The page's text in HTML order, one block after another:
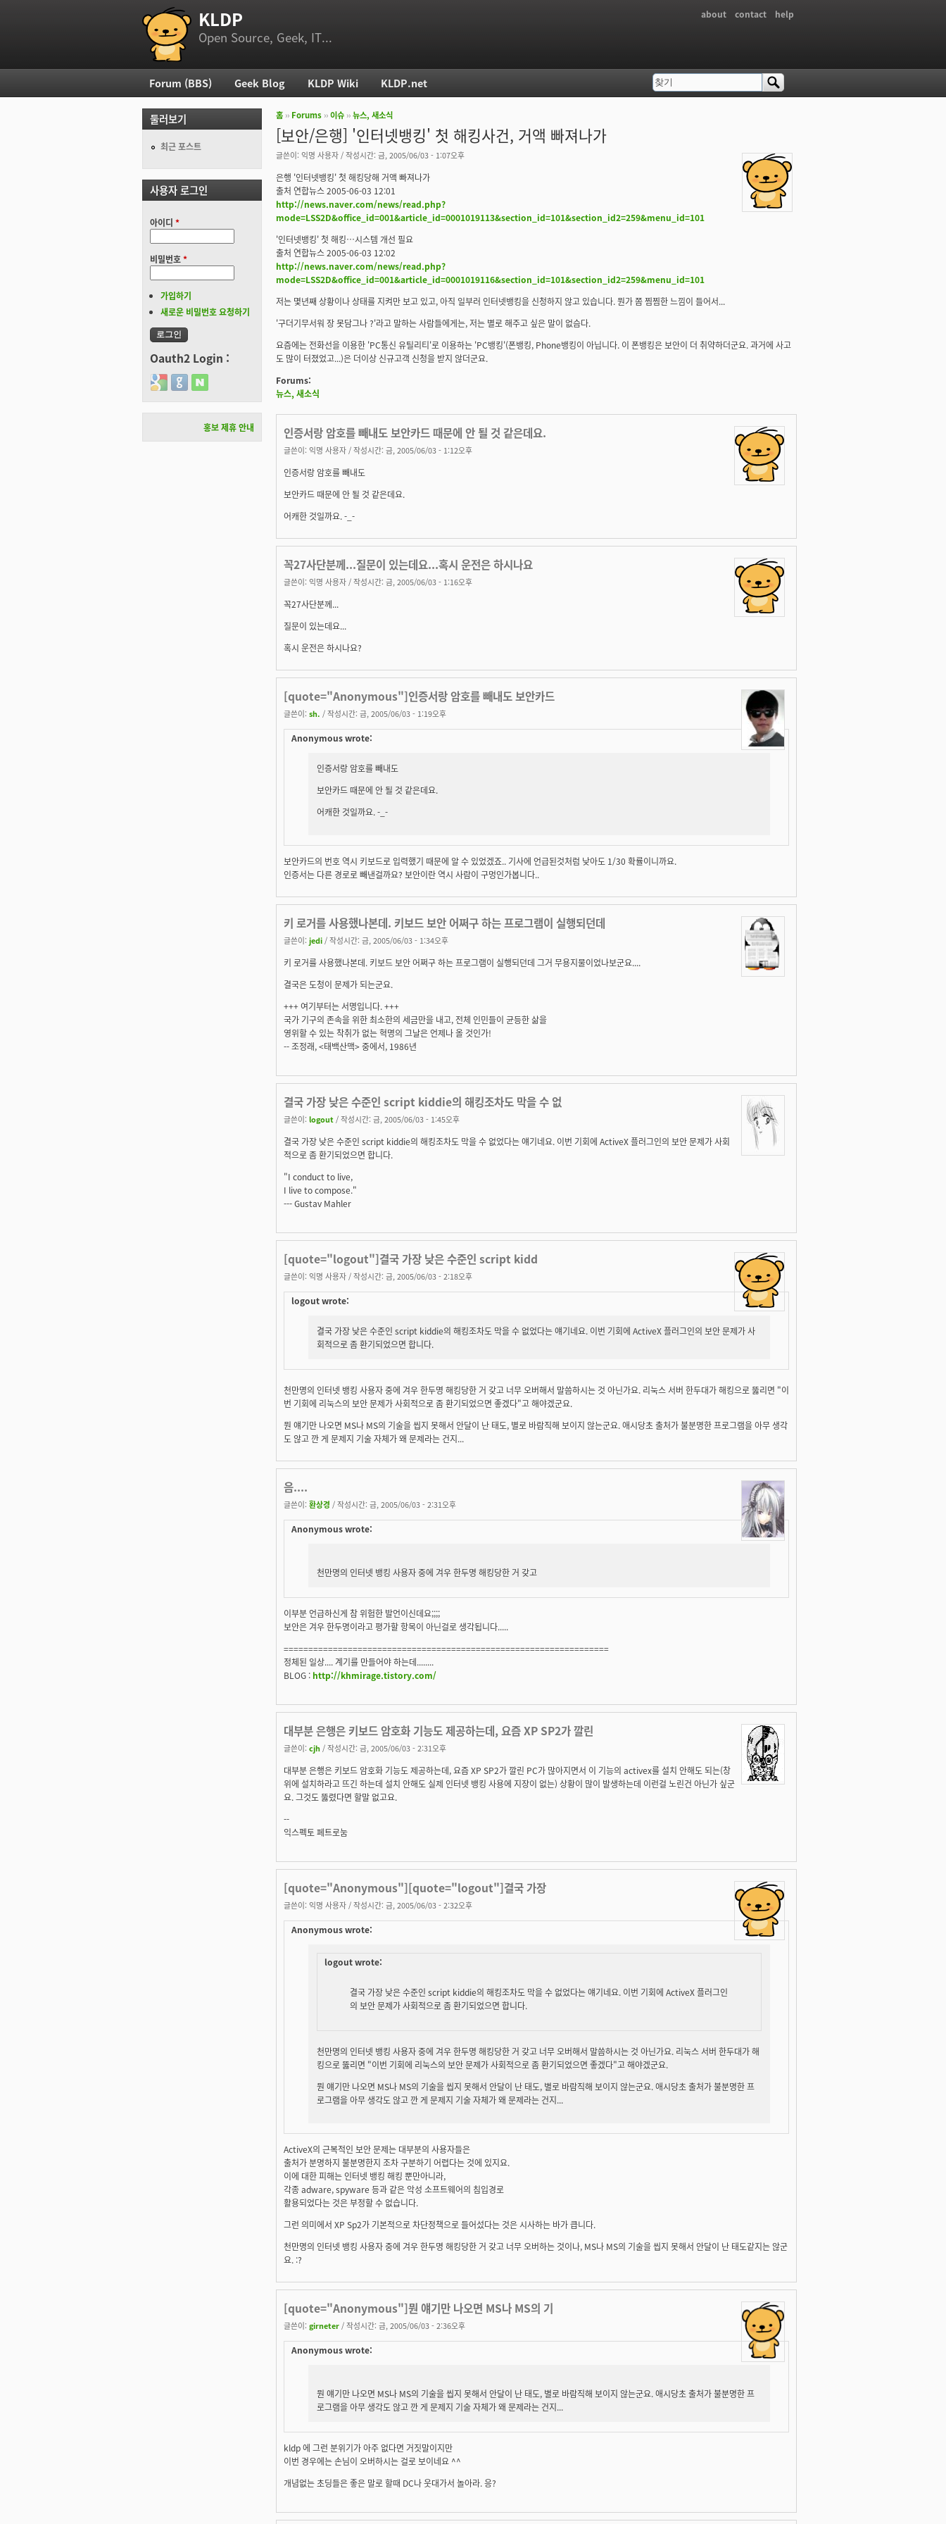
부 메뉴
about contact help
KLDP
Open Source, Geek, IT...
현재 위치
홈 ›› Forums ››이슈 ››뉴스, 새소식
[보안/은행] '인터넷뱅킹' 첫 해킹사건, 거액 빠져나가
글쓴이: 익명 사용자 / 작성시간: 금, 2005/06/03 - 1:07오후
은행 '인터넷뱅킹' 첫 해킹당해 거액 빠져나가
출처 연합뉴스 2005-06-03 12:01
http://news.naver.com/news/read.php?
mode=LSS2D&office_id=001&article_id=0001019113&section_id=101&section_id2=259&menu_id=101
'인터넷뱅킹' 첫 해킹…시스템 개선 필요
출처 연합뉴스 2005-06-03 12:02
http://news.naver.com/news/read.php?
mode=LSS2D&office_id=001&article_id=0001019116&section_id=101&section_id2=259&menu_id=101
저는 몇년째 상황이나 상태를 지켜만 보고 있고, 아직 일부러 인터넷뱅킹을 신청하지 않고 있습니다. 뭔가 쫌 찜찜한 느낌이 들어서...
'구더기무서워 장 못담그나 ?'라고 말하는 사람들에게는, 저는 별로 해주고 싶은 말이 없슴다.
요즘에는 전화선을 이용한 'PC통신 유틸리티'로 이용하는 'PC뱅킹'(폰뱅킹, Phone뱅킹이 아닙니다. 이 폰뱅킹은 보안이 더 취약하더군요. 과거에 사고
도 많이 터졌었고...)은 더이상 신규고객 신청을 받지 않더군요.
Forums:
뉴스, 새소식
인증서랑 암호를 빼내도 보안카드 때문에 안 될 것 같은데요.
글쓴이: 익명 사용자 / 작성시간: 금, 2005/06/03 - 1:12오후
인증서랑 암호를 빼내도
보안카드 때문에 안 될 것 같은데요.
어캐한 것일까요. -_-
꼭27사단분께...질문이 있는데요...혹시 운전은 하시나요
글쓴이: 익명 사용자 / 작성시간: 금, 2005/06/03 - 1:16오후
꼭27사단분께...
질문이 있는데요...
혹시 운전은 하시나요?
[quote="Anonymous"]인증서랑 암호를 빼내도 보안카드
글쓴이: sh. / 작성시간: 금, 2005/06/03 - 1:19오후
Anonymous wrote:
인증서랑 암호를 빼내도
보안카드 때문에 안 될 것 같은데요.
어캐한 것일까요. -_-
보안카드의 번호 역시 키보드로 입력했기 때문에 알 수 있었겠죠.. 기사에 언급된것처럼 낮아도 1/30 확률이니까요.
인증서는 다른 경로로 빼낸걸까요? 보안이란 역시 사람이 구멍인가봅니다..
키 로거를 사용했나본데. 키보드 보안 어쩌구 하는 프로그램이 실행되던데
글쓴이: jedi / 작성시간: 금, 2005/06/03 - 1:34오후
키 로거를 사용했나본데. 키보드 보안 어쩌구 하는 프로그램이 실행되던데 그거 무용지물이었나보군요....
결국은 도청이 문제가 되는군요.
+++ 여기부터는 서명입니다. +++
국가 기구의 존속을 위한 최소한의 세금만을 내고, 전체 인민들이 균등한 삶을
영위할 수 있는 착취가 없는 혁명의 그날은 언제나 올 것인가!
-- 조정래, <태백산맥> 중에서, 1986년
결국 가장 낮은 수준인 script kiddie의 해킹조차도 막을 수 없
글쓴이: logout / 작성시간: 금, 2005/06/03 - 1:45오후
결국 가장 낮은 수준인 script kiddie의 해킹조차도 막을 수 없었다는 얘기네요. 이번 기회에 ActiveX 플러그인의 보안 문제가 사회
적으로 좀 환기되었으면 합니다.
"I conduct to live,
I live to compose."
--- Gustav Mahler
[quote="logout"]결국 가장 낮은 수준인 script kidd
글쓴이: 익명 사용자 / 작성시간: 금, 2005/06/03 - 2:18오후
logout wrote:
결국 가장 낮은 수준인 script kiddie의 해킹조차도 막을 수 없었다는 얘기네요. 이번 기회에 ActiveX 플러그인의 보안 문제가 사
회적으로 좀 환기되었으면 합니다.
천만명의 인터넷 뱅킹 사용자 중에 겨우 한두명 해킹당한 거 갖고 너무 오버해서 말씀하시는 것 아닌가요. 리눅스 서버 한두대가 해킹으로 뚫리면 "이
번 기회에 리눅스의 보안 문제가 사회적으로 좀 환기되었으면 좋겠다"고 해야겠군요.
뭔 얘기만 나오면 MS나 MS의 기술을 씹지 못해서 안달이 난 태도, 별로 바람직해 보이지 않는군요. 애시당초 출처가 불분명한 프로그램을 아무 생각
도 않고 깐 게 문제지 기술 자체가 왜 문제라는 건지...
음....
글쓴이: 환상경 / 작성시간: 금, 2005/06/03 - 2:31오후
Anonymous wrote:
천만명의 인터넷 뱅킹 사용자 중에 겨우 한두명 해킹당한 거 갖고
이부분 언급하신게 참 위험한 발언이신데요;;;;
보안은 겨우 한두명이라고 평가할 항목이 아닌걸로 생각됩니다.....
==================================================================
정체된 일상.... 계기를 만들어야 하는데........
BLOG : http://khmirage.tistory.com/
대부분 은행은 키보드 암호화 기능도 제공하는데, 요즘 XP SP2가 깔린
글쓴이: cjh / 작성시간: 금, 2005/06/03 - 2:31오후
대부분 은행은 키보드 암호화 기능도 제공하는데, 요즘 XP SP2가 깔린 PC가 많아지면서 이 기능의 activex를 설치 안해도 되는(창
위에 설치하라고 뜨긴 하는데 설치 안해도 실제 인터넷 뱅킹 사용에 지장이 없는) 상황이 많이 발생하는데 이런걸 노린건 아닌가 싶군
요. 그것도 뚫렸다면 할말 없고요.
--
익스펙토 페트로눔
[quote="Anonymous"][quote="logout"]결국 가장
글쓴이: 익명 사용자 / 작성시간: 금, 2005/06/03 - 2:32오후
Anonymous wrote:
logout wrote:
결국 가장 낮은 수준인 script kiddie의 해킹조차도 막을 수 없었다는 얘기네요. 이번 기회에 ActiveX 플러그인
의 보안 문제가 사회적으로 좀 환기되었으면 합니다.
천만명의 인터넷 뱅킹 사용자 중에 겨우 한두명 해킹당한 거 갖고 너무 오버해서 말씀하시는 것 아닌가요. 리눅스 서버 한두대가 해
킹으로 뚫리면 "이번 기회에 리눅스의 보안 문제가 사회적으로 좀 환기되었으면 좋겠다"고 해야겠군요.
뭔 얘기만 나오면 MS나 MS의 기술을 씹지 못해서 안달이 난 태도, 별로 바람직해 보이지 않는군요. 애시당초 출처가 불분명한 프
로그램을 아무 생각도 않고 깐 게 문제지 기술 자체가 왜 문제라는 건지...
ActiveX의 근복적인 보안 문제는 대부분의 사용자들은
출처가 분명하지 불분명한지 조차 구분하기 어렵다는 것에 있지요.
이에 대한 피해는 인터넷 뱅킹 해킹 뿐만아니라,
각종 adware, spyware 등과 같은 악성 소프트웨어의 침입경로
활용되었다는 것은 부정할 수 없습니다.
그런 의미에서 XP Sp2가 기본적으로 차단정책으로 들어섰다는 것은 시사하는 바가 큽니다.
천만명의 인터넷 뱅킹 사용자 중에 겨우 한두명 해킹당한 거 갖고 너무 오버하는 것이나, MS나 MS의 기술을 씹지 못해서 안달이 난 태도같지는 않군
요. :?
[quote="Anonymous"]뭔 얘기만 나오면 MS나 MS의 기
글쓴이: girneter / 작성시간: 금, 2005/06/03 - 2:36오후
Anonymous wrote:
뭔 얘기만 나오면 MS나 MS의 기술을 씹지 못해서 안달이 난 태도, 별로 바람직해 보이지 않는군요. 애시당초 출처가 불분명한 프
로그램을 아무 생각도 않고 깐 게 문제지 기술 자체가 왜 문제라는 건지...
kldp 에 그런 분위기가 아주 없다면 거짓말이지만
이번 경우에는 손님이 오버하시는 걸로 보이네요 ^^
개념없는 초딩들은 좋은 말로 할때 DC나 웃대가서 놀아라. 응?
주 메뉴
Forum (BBS) Geek Blog KLDP Wiki KLDP.net 검색 폼
찾기
둘러보기
최근 포스트
사용자 로그인
아이디 *
비밀번호*
가입하기
새로운 비밀번호 요청하기
Oauth2 Login :
Login with Google
Login with GitHub
Login with Naver
홍보 제휴 안내